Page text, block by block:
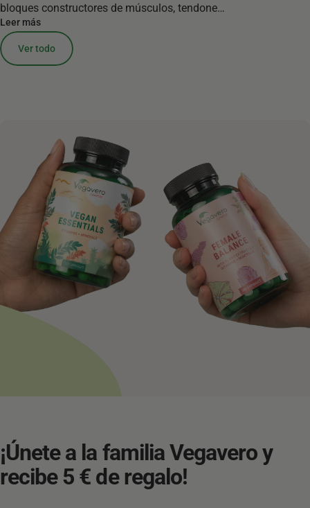
bloques constructores de músculos, tendones,
ligamentos, piel y cabello, desempeñan un
papel clave en nuestro bienestar físico.
También juegan un papel clave en nuestro
Leer más
Ver todo
¡Únete a la familiaVegaveroy
recibe 5 € de regalo!